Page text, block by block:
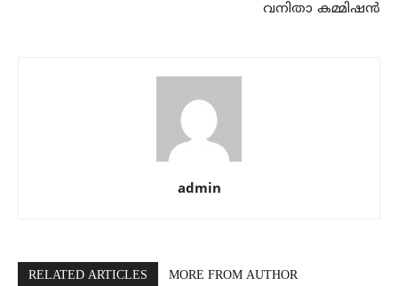
വനിതാ കമ്മിഷന്‍
admin
RELATED ARTICLES MORE FROM AUTHOR